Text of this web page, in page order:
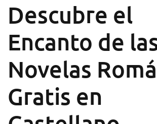
Descubre el
Encanto de
Novelas
Gratis en